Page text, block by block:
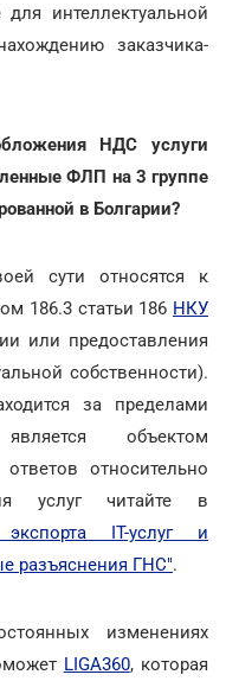
интеллектуальной
заказчика-
НДС услуги
ФЛП на 3 группе
в Болгарии?
сути относятся к
186.3 статьи 186 НКУ
или предоставления
собственности).
за пределами
объектом
относительно
услуг читайте в
ІТ-услуг и
разъяснения ГНС".
изменениях
LIGA360, которая